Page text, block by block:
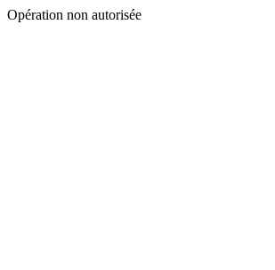
Opération non autorisée